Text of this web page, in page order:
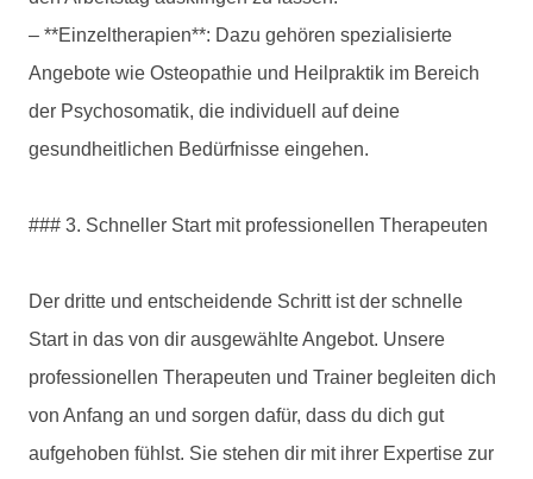
– **Einzeltherapien**: Dazu gehören spezialisierte
Angebote wie Osteopathie und Heilpraktik im Bereich
der Psychosomatik, die individuell auf deine
gesundheitlichen Bedürfnisse eingehen.
### 3. Schneller Start mit professionellen Therapeuten
Der dritte und entscheidende Schritt ist der schnelle
Start in das von dir ausgewählte Angebot. Unsere
professionellen Therapeuten und Trainer begleiten dich
von Anfang an und sorgen dafür, dass du dich gut
aufgehoben fühlst. Sie stehen dir mit ihrer Expertise zur